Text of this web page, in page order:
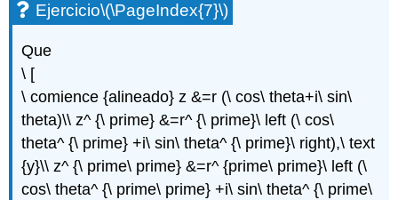
Ejercicio\(\PageIndex{7}\)
Que
\ [
\ comience {alineado} z &=r (\ cos\ theta+i\ sin\
theta)\\ z^ {\ prime} &=r^ {\ prime}\ left (\ cos\
theta^ {\ prime} +i\ sin\ theta^ {\ prime}\ right),\ text
{y}\\ z^ {\ prime\ prime} &=r^ {prime\ prime}\ left (\
cos\ theta^ {\ prime\ prime} +i\ sin\ theta^ {\ prime\